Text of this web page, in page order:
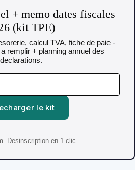
+ memo dates fiscales
(kit TPE)
calcul TVA, fiche de paie -
remplir + planning annuel des
declarations.
le kit
Desinscription en 1 clic.